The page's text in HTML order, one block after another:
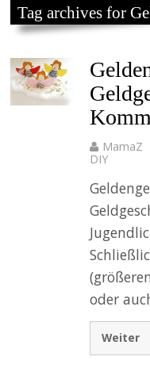
Tag archives for
MamaZ
DIY
oder
Weiter